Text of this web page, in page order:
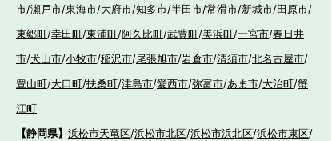
市/瀬戸市/東海市/大府市/知多市/半田市/常滑市/新城市/田原市/
東郷町/幸田町/東浦町/阿久比町/武豊町/美浜町/一宮市/春日井
市/犬山市/小牧市/稲沢市/尾張旭市/岩倉市/清須市/北名古屋市/
豊山町/大口町/扶桑町/津島市/愛西市/弥富市/あま市/大治町/蟹
江町
【静岡県】 浜松市天竜区/浜松市北区/浜松市浜北区/浜松市東区/